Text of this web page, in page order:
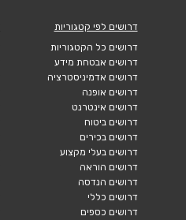
דרושים לפי קטגוריות
דרושים כל הקטגוריות
דרושים אבטחת מידע
דרושים אדמיניסטרציה
דרושים אופנה
דרושים אינטרנט
דרושים ביטוח
דרושים בכירים
דרושים בעלי מקצוע
דרושים הוראה
דרושים הנדסה
דרושים כללי
דרושים כספים